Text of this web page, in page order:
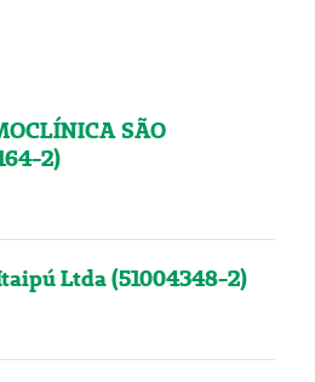
SÃO
2)
Ltda (51004348-2)